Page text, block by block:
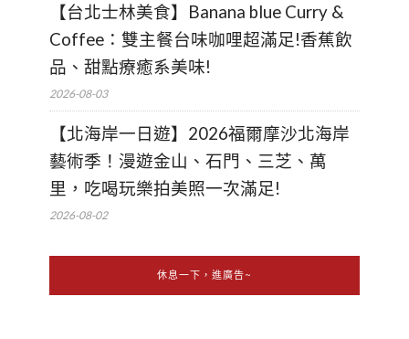
【台北士林美食】Banana blue Curry &
Coffee：雙主餐台味咖哩超滿足!香蕉飲
品、甜點療癒系美味!
2026-08-03
【北海岸一日遊】2026福爾摩沙北海岸
藝術季！漫遊金山、石門、三芝、萬
里，吃喝玩樂拍美照一次滿足!
2026-08-02
休息一下，進廣告~